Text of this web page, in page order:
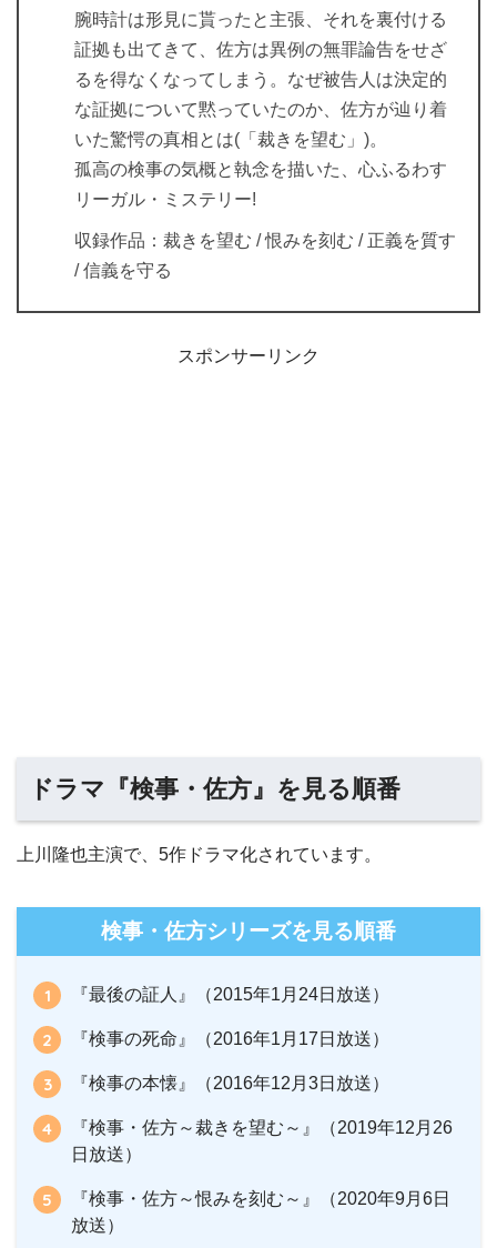
腕時計は形見に貰ったと主張、それを裏付ける
証拠も出てきて、佐方は異例の無罪論告をせざ
るを得なくなってしまう。なぜ被告人は決定的
な証拠について黙っていたのか、佐方が辿り着
いた驚愕の真相とは(「裁きを望む」)。
孤高の検事の気概と執念を描いた、心ふるわす
リーガル・ミステリー!
収録作品：裁きを望む / 恨みを刻む / 正義を質す
/ 信義を守る
スポンサーリンク
ドラマ『検事・佐方』を見る順番
上川隆也主演で、5作ドラマ化されています。
検事・佐方シリーズを見る順番
『最後の証人』（2015年1月24日放送）
『検事の死命』（2016年1月17日放送）
『検事の本懐』（2016年12月3日放送）
『検事・佐方～裁きを望む～』（2019年12月26
日放送）
『検事・佐方～恨みを刻む～』（2020年9月6日
放送）